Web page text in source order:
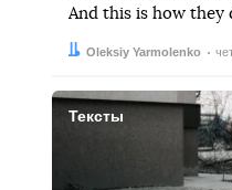
And this is how they
Автор:
Oleksiy Yarmolenko
Дата:
Тексты